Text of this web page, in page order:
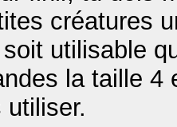
créatures
soit utilisable
la taille 4
utiliser.